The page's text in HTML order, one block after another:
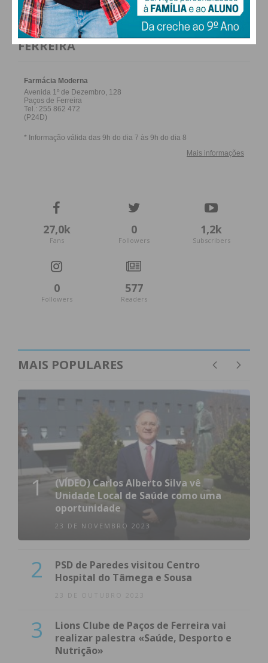
obtenha de forma regular a informação
atualizada.
Eu li e concordo com os
FARMACIAS DE SERVIÇO EM PAÇOS DE
FERREIRA
27,0k
Fans
0
Followers
1,2k
Subscribers
0
Followers
577
Readers
MAIS POPULARES
1
(VÍDEO) Carlos Alberto Silva vê
Unidade Local de Saúde como uma
oportunidade
23 DE NOVEMBRO 2023
2
PSD de Paredes visitou Centro
Hospital do Tâmega e Sousa
23 DE OUTUBRO 2023
3
Lions Clube de Paços de Ferreira vai
realizar palestra «Saúde, Desporto e
Nutrição»